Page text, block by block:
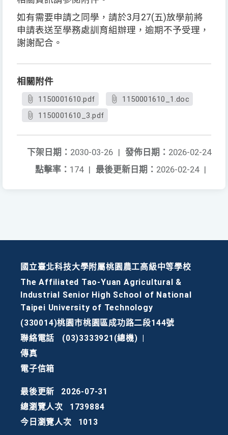
如有需要申請之同學，請於3月27(五)放學前將
申請表送至學務處訓育組辦理，逾期不予受理，
謝謝配合。
相關附件
1150001610.pdf
1150001610_1.doc
1150001610_3.pdf
發佈日期： 2026-02-24
下架日期： 2030-03-26 |
最後更新日期： 2026-02-24 |
點擊率： 174 |
國立臺北科技大學附屬桃園農工高級中等學校
The Affiliated Tao-Yuan Agricultural &
Industrial Senior High School of National
Taipei University of Technology
(330014)桃園市桃園區成功路二段144號
聯絡電話
(03)3333921(總機)
傳真
電子信箱
最後更新
2026-07-31
總瀏覽人次
1739884
今日瀏覽人次
1013